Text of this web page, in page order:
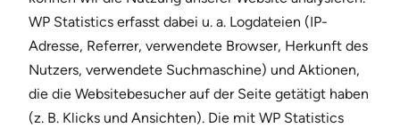
WP Statistics erfasst dabei u. a. Logdateien (IP-
Adresse, Referrer, verwendete Browser, Herkunft des
Nutzers, verwendete Suchmaschine) und Aktionen,
die die Websitebesucher auf der Seite getätigt haben
(z. B. Klicks und Ansichten). Die mit WP Statistics